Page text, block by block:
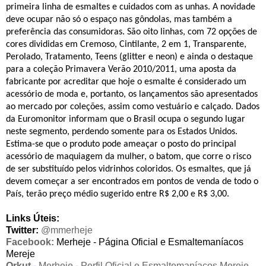
primeira linha de esmaltes e cuidados com as unhas. A novidade
deve ocupar não só o espaço nas gôndolas, mas também a
preferência das consumidoras. São oito linhas, com 72 opções de
cores divididas em Cremoso, Cintilante, 2 em 1, Transparente,
Perolado, Tratamento, Teens (glitter e neon) e ainda o destaque
para a coleção Primavera Verão 2010/2011, uma aposta da
fabricante por acreditar que hoje o esmalte é considerado um
acessório de moda e, portanto, os lançamentos são apresentados
ao mercado por coleções, assim como vestuário e calçado. Dados
da Euromonitor informam que o Brasil ocupa o segundo lugar
neste segmento, perdendo somente para os Estados Unidos.
Estima-se que o produto pode ameaçar o posto do principal
acessório de maquiagem da mulher, o batom, que corre o risco
de ser substituído pelos vidrinhos coloridos. Os esmaltes, que já
devem começar a ser encontrados em pontos de venda de todo o
País, terão preço médio sugerido entre R$ 2,00 e R$ 3,00.
Links Úteis:
Twitter: @mmerheje
Facebook: Merheje - Página Oficial e Esmaltemaníacos
Mereje